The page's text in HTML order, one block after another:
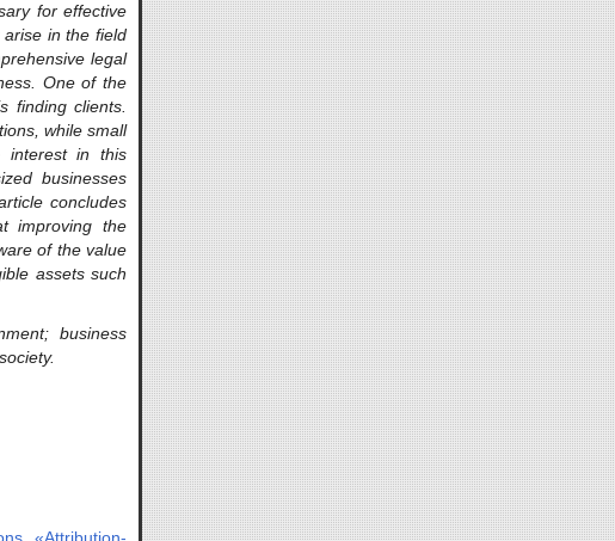
for effective
in the field
legal
One of the
finding clients.
ns, while small
interest in this
businesses
concludes
improving the
of the value
assets such
business
.